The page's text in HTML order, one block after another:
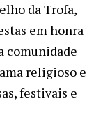
da Trofa,
em honra
comunidade
religioso e
festivais e